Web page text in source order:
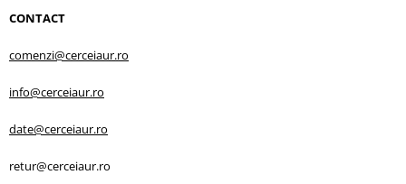
CONTACT
comenzi@cerceiaur.ro
info@cerceiaur.ro
date@cerceiaur.ro
retur@cerceiaur.ro